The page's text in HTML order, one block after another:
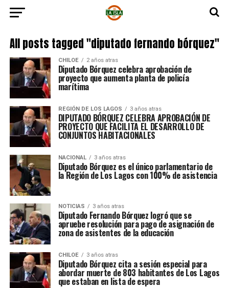
All posts tagged "diputado fernando bórquez"
CHILOE 2 años atras
Diputado Bórquez celebra aprobación de
proyecto que aumenta planta de policía
marítima
REGIÓN DE LOS LAGOS 3 años atras
DIPUTADO BÓRQUEZ CELEBRA APROBACIÓN DE
PROYECTO QUE FACILITA EL DESARROLLO DE
CONJUNTOS HABITACIONALES
NACIONAL 3 años atras
Diputado Bórquez es el único parlamentario de
la Región de Los Lagos con 100% de asistencia
NOTICIAS 3 años atras
Diputado Fernando Bórquez logró que se
apruebe resolución para pago de asignación de
zona de asistentes de la educación
CHILOE 3 años atras
Diputado Bórquez cita a sesión especial para
abordar muerte de 803 habitantes de Los Lagos
que estaban en lista de espera